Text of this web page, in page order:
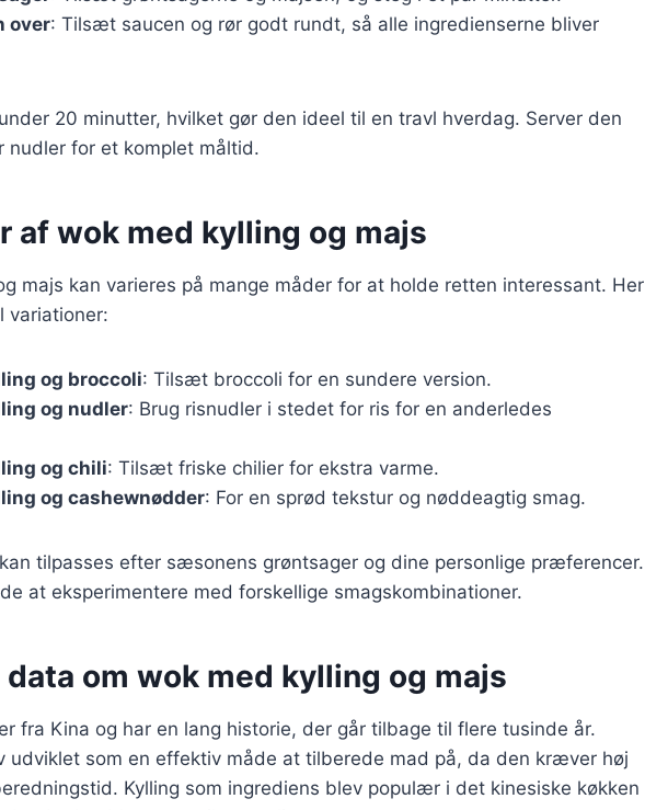
over: Tilsæt saucen og rør godt rundt, så alle ingredienserne bliver
20 minutter, hvilket gør den ideel til en travl hverdag. Server den
nudler for et komplet måltid.
af wok med kylling og majs
majs kan varieres på mange måder for at holde retten interessant. Her
variationer:
og broccoli: Tilsæt broccoli for en sundere version.
og nudler: Brug risnudler i stedet for ris for en anderledes
og chili: Tilsæt friske chilier for ekstra varme.
og cashewnødder: For en sprød tekstur og nøddeagtig smag.
tilpasses efter sæsonens grøntsager og dine personlige præferencer.
at eksperimentere med forskellige smagskombinationer.
om wok med kylling og majs
fra Kina og har en lang historie, der går tilbage til flere tusinde år.
udviklet som en effektiv måde at tilberede mad på, da den kræver høj
Kylling som ingrediens blev populær i det kinesiske køkken